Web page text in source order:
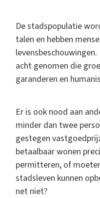
De stadspopulatie
talen en hebben
acht genomen die
garanderen en
Er is ook nood aan
minder dan twee
gestegen
betaalbaar wonen
permitteren, of
stadsleven kunnen
net niet?